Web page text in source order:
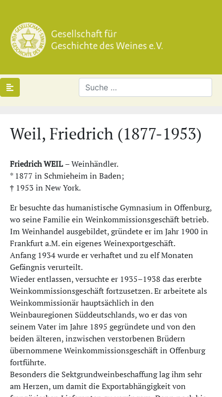
Weil, Friedrich (1877-1953)
Friedrich WEIL– Weinhändler.
* 1877 in Schmieheim in Baden;
† 1953 in New York.
Er besuchte das humanistische Gymnasium in Offenburg,
wo seine Familie ein Weinkommissionsgeschäft betrieb.
Im Weinhandel ausgebildet, gründete er im Jahr 1900 in
Frankfurt a.M. ein eigenes Weinexportgeschäft.
Anfang 1934 wurde er verhaftet und zu elf Monaten
Gefängnis verurteilt.
Wieder entlassen, versuchte er 1935–1938 das ererbte
Weinkommissionsgeschäft fortzusetzen. Er arbeitete als
Weinkommissionär hauptsächlich in den
Weinbauregionen Süddeutschlands, wo er das von
seinem Vater im Jahre 1895 gegründete und von den
beiden älteren, inzwischen verstorbenen Brüdern
übernommene Weinkommissionsgeschäft in Offenburg
fortführte.
Besonders die Sektgrundweinbeschaffung lag ihm sehr
am Herzen, um damit die Exportabhängigkeit von